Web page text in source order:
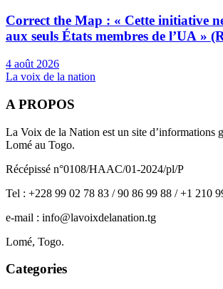
Correct the Map : « Cette initiative
aux seuls États membres de l’UA »
4 août 2026
La voix de la nation
A PROPOS
La Voix de la Nation est un site d’informations
Lomé au Togo.
Récépissé n°0108/HAAC/01-2024/pl/P
Tel : +228 99 02 78 83 / 90 86 99 88 / +1 210
e-mail : info@lavoixdelanation.tg
Lomé, Togo.
Categories